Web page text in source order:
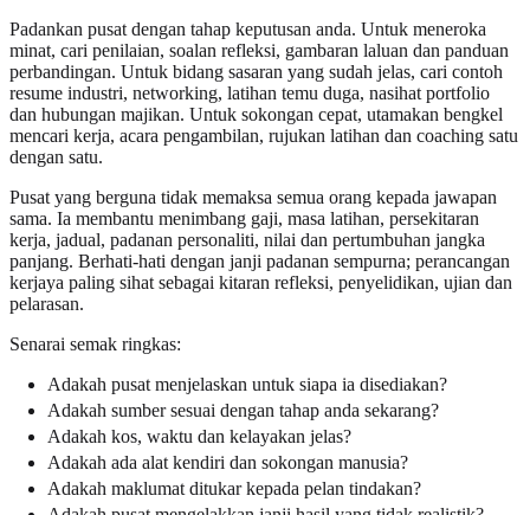
Padankan pusat dengan tahap keputusan anda. Untuk meneroka
minat, cari penilaian, soalan refleksi, gambaran laluan dan panduan
perbandingan. Untuk bidang sasaran yang sudah jelas, cari contoh
resume industri, networking, latihan temu duga, nasihat portfolio
dan hubungan majikan. Untuk sokongan cepat, utamakan bengkel
mencari kerja, acara pengambilan, rujukan latihan dan coaching satu
dengan satu.
Pusat yang berguna tidak memaksa semua orang kepada jawapan
sama. Ia membantu menimbang gaji, masa latihan, persekitaran
kerja, jadual, padanan personaliti, nilai dan pertumbuhan jangka
panjang. Berhati-hati dengan janji padanan sempurna; perancangan
kerjaya paling sihat sebagai kitaran refleksi, penyelidikan, ujian dan
pelarasan.
Senarai semak ringkas:
Adakah pusat menjelaskan untuk siapa ia disediakan?
Adakah sumber sesuai dengan tahap anda sekarang?
Adakah kos, waktu dan kelayakan jelas?
Adakah ada alat kendiri dan sokongan manusia?
Adakah maklumat ditukar kepada pelan tindakan?